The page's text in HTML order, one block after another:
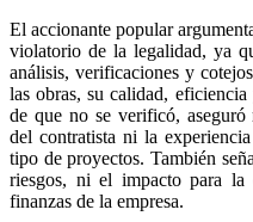
El accionante popular
violatorio de la legalidad, ya
análisis, verificaciones y
las obras, su calidad,
de que no se verificó,
del contratista ni la
tipo de proyectos. También
riesgos, ni el impacto para la
finanzas de la empresa.